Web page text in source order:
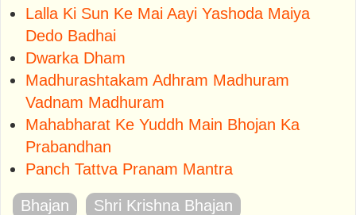
Lalla Ki Sun Ke Mai Aayi Yashoda Maiya
Dedo Badhai
Dwarka Dham
Madhurashtakam Adhram Madhuram
Vadnam Madhuram
Mahabharat Ke Yuddh Main Bhojan Ka
Prabandhan
Panch Tattva Pranam Mantra
Bhajan
Shri Krishna Bhajan